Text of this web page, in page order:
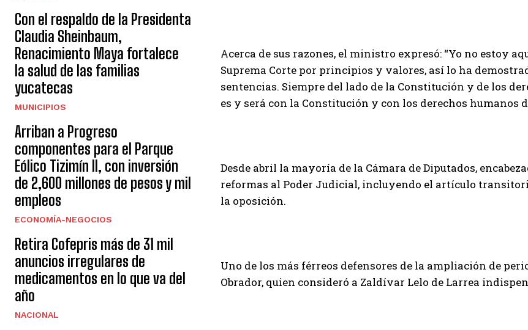
Con el respaldo de la Presidenta
Claudia Sheinbaum,
Renacimiento Maya fortalece
la salud de las familias
yucatecas
MUNICIPIOS
Arriban a Progreso
componentes para el Parque
Eólico Tizimín II, con inversión
de 2,600 millones de pesos y mil
empleos
ECONOMÍA-NEGOCIOS
Retira Cofepris más de 31 mil
anuncios irregulares de
medicamentos en lo que va del
año
NACIONAL
Acerca de sus razones, el ministro expresó: “Yo no estoy
Suprema Corte por principios y valores, así lo ha
sentencias. Siempre del lado de la Constitución y de los
es y será con la Constitución y con los derechos humanos
Desde abril la mayoría de la Cámara de Diputados,
reformas al Poder Judicial, incluyendo el artículo
la oposición.
Uno de los más férreos defensores de la ampliación de
Obrador, quien consideró a Zaldívar Lelo de Larrea